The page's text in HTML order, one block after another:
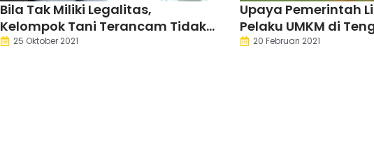
Bila Tak Miliki Legalitas,
Kelompok Tani Terancam Tidak
Dapat Bantuan
25 Oktober 2021
Upaya Pemerintah
Pelaku UMKM di
20 Februari 2021